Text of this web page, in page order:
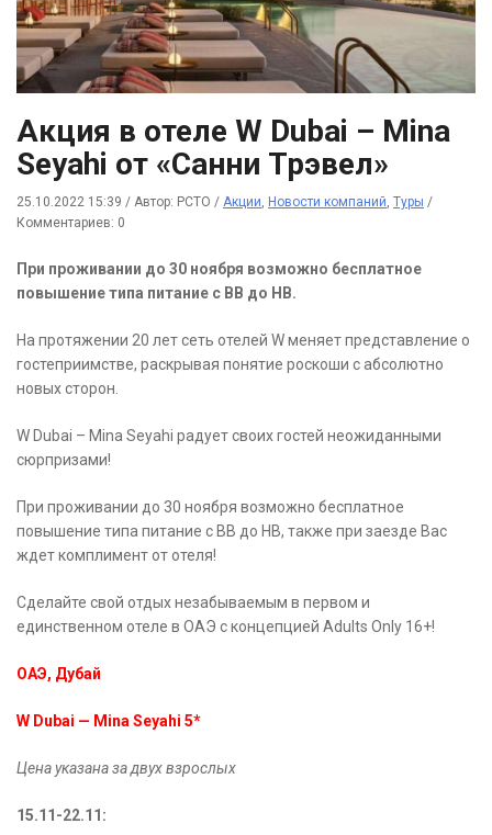
Акция в отеле W Dubai – Mina
Seyahi от «Санни Трэвел»
25.10.2022 15:39 / Автор: РСТО / Акции, Новости компаний, Туры /
Комментариев: 0
При проживании до 30 ноября возможно бесплатное
повышение типа питание с BB до HB.
На протяжении 20 лет сеть отелей W меняет представление о
гостеприимстве, раскрывая понятие роскоши с абсолютно
новых сторон.
W Dubai – Mina Seyahi радует своих гостей неожиданными
сюрпризами!
При проживании до 30 ноября возможно бесплатное
повышение типа питание с BB до HB, также при заезде Вас
ждет комплимент от отеля!
Сделайте свой отдых незабываемым в первом и
единственном отеле в ОАЭ с концепцией Adults Only 16+!
ОАЭ, Дубай
W Dubai — Mina Seyahi 5*
Цена указана за двух взрослых
15.11-22.11: